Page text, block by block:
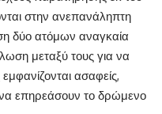
στην ανεπανάληπτη
δύο ατόμων αναγκαία
μεταξύ τους για να
εμφανίζονται ασαφείς,
επηρεάσουν το δρώμενο